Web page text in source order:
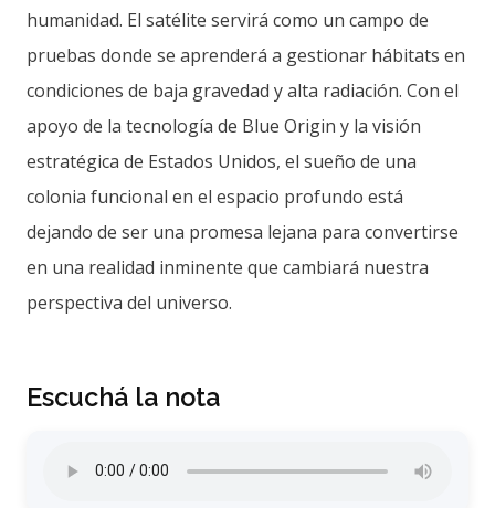
humanidad. El satélite servirá como un campo de
pruebas donde se aprenderá a gestionar hábitats en
condiciones de baja gravedad y alta radiación. Con el
apoyo de la tecnología de Blue Origin y la visión
estratégica de Estados Unidos, el sueño de una
colonia funcional en el espacio profundo está
dejando de ser una promesa lejana para convertirse
en una realidad inminente que cambiará nuestra
perspectiva del universo.
Escuchá la nota